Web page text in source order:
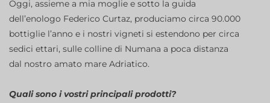
Oggi, assieme a mia moglie e sotto la guida
dell’enologo Federico Curtaz, produciamo circa 90.000
bottiglie l’anno e i nostri vigneti si estendono per circa
sedici ettari, sulle colline di Numana a poca distanza
dal nostro amato mare Adriatico.
Quali sono i vostri principali prodotti?